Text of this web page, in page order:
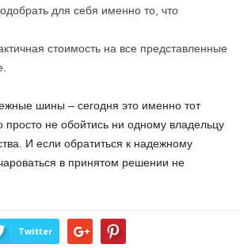
для себя именно то, что
стоимость на все представленные
шины – сегодня это именно тот
просто не обойтись ни одному владельцу
И если обратиться к надежному
в принятом решении не
Twitter